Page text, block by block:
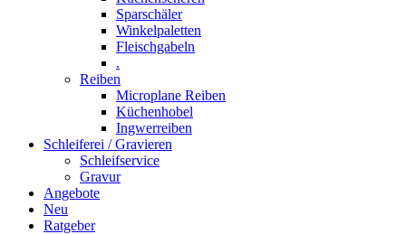
Sparschäler
Winkelpaletten
Fleischgabeln
.
Reiben
Microplane Reiben
Küchenhobel
Ingwerreiben
Schleiferei / Gravieren
Schleifservice
Gravur
Angebote
Neu
Ratgeber